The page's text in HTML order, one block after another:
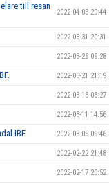
till resan
2022-04-03 20:44
2022-03-31 20:31
2022-03-26 09:28
2022-03-21 21:19
2022-03-18 08:27
2022-03-11 14:56
IBF 2022-03-05 09:46
2022-02-22 21:48
2022-02-17 20:52